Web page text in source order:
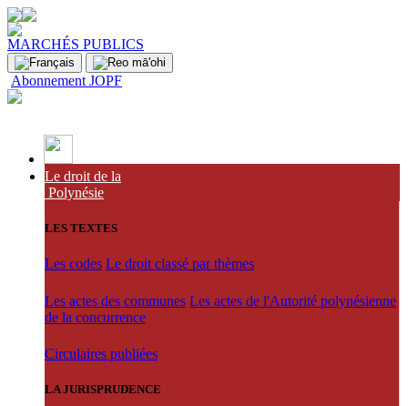
MARCHÉS PUBLICS
Abonnement JOPF
Le droit de la
Polynésie
LES TEXTES
Les codes Le droit classé par thèmes
Les actes des communes Les actes de l'Autorité polynésienne
de la concurrence
Circulaires publiées
LA JURISPRUDENCE